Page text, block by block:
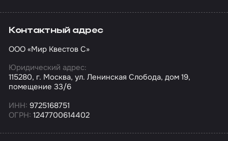
Контактный адрес
ООО «Мир Квестов С»
Юридический адрес:
115280, г. Москва, ул. Ленинская Слобода, дом 19,
помещение 33/6
ИНН: 9725168751
ОГРН: 1247700614402